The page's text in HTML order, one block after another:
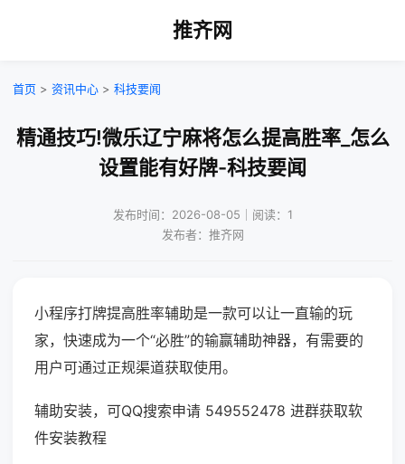
推齐网
首页 > 资讯中心 > 科技要闻
精通技巧!微乐辽宁麻将怎么提高胜率_怎么
设置能有好牌-科技要闻
发布时间：2026-08-05｜阅读：1
发布者：推齐网
小程序打牌提高胜率辅助是一款可以让一直输的玩
家，快速成为一个“必胜”的输赢辅助神器，有需要的
用户可通过正规渠道获取使用。
辅助安装，可QQ搜索申请 549552478 进群获取软
件安装教程